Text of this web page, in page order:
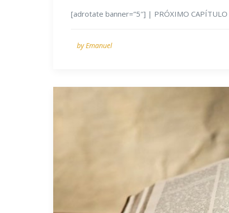
[adrotate banner=”5″] | PRÓXIMO
by Emanuel